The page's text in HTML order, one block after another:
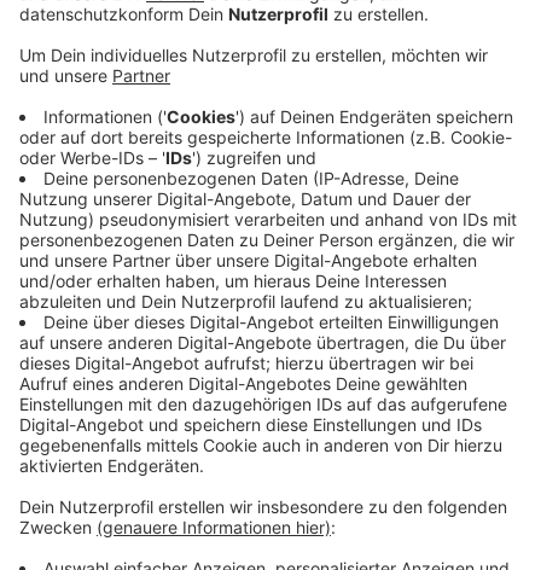
Stellungnahme der Jury:
Das Foto hält die Emotionalität eines
Augenblicks fest. Die Körperhaltung der beiden
Brüder spricht eine eindringliche Sprache. Der
eine vergräbt sein Gesicht in den Händen, der
andere bricht zusammen, den Kopf auf den Tisch
gelegt. Beides sind Haltungen, die kein Wort
erklären muss. In diesem Moment verdichtet
sich der Verlust ihres Bruders Mouhamed Dramé.
Die Fotografie hält diese Realität fest, ohne sie
auszubeuten. Sie erlaubt einen Blick, der
empathisch ist, nicht voyeuristisch. Die Szene ist
eingefasst vom schweren Holz des
Gerichtssaals und den farbigen Glasfenstern im
Hintergrund – Symbole staatlicher Ordnung, die
hier in einem scharfen Kontrast zu den Gefühlen
im Vordergrund stehen. Dieses Foto ist ein